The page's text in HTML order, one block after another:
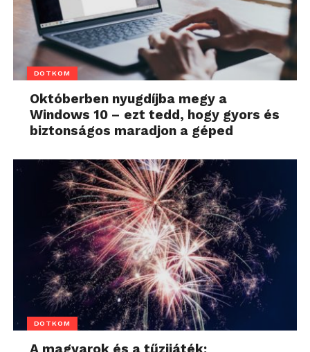
DOTKOM
Októberben nyugdíjba megy a
Windows 10 – ezt tedd, hogy gyors és
biztonságos maradjon a géped
DOTKOM
A magyarok és a tűzijáték: